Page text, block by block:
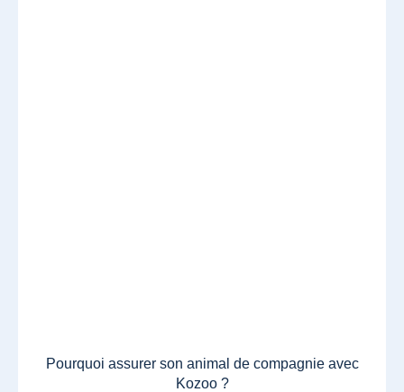
Pourquoi assurer son animal de compagnie avec
Kozoo ?